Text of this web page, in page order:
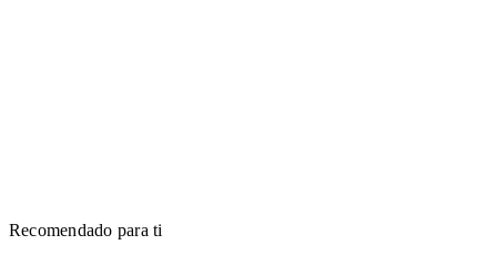
Recomendado para ti